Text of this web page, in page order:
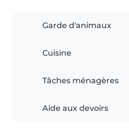
Garde d'animaux
Cuisine
Tâches ménagères
Aide aux devoirs